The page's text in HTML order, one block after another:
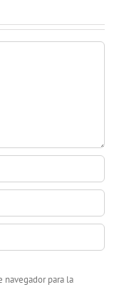
navegador para la